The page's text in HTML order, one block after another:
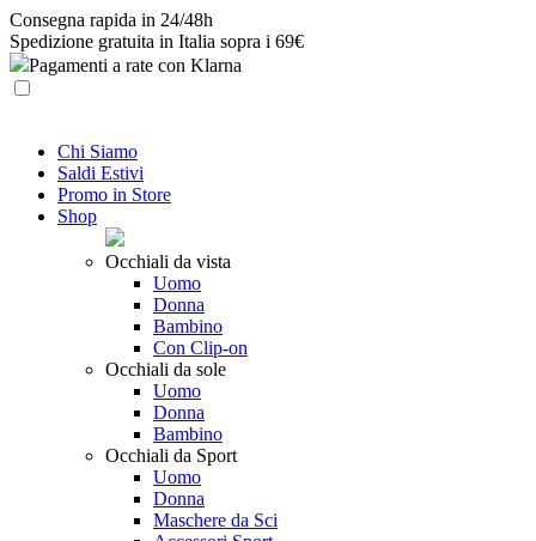
Skip
to
content
Consegna rapida in 24/48h
Spedizione gratuita in Italia sopra i 69€
Pagamenti a rate con Klarna
Chi Siamo
Saldi Estivi
Promo in Store
Shop
Occhiali da vista
Uomo
Donna
Bambino
Con Clip-on
Occhiali da sole
Uomo
Donna
Bambino
Occhiali da Sport
Uomo
Donna
Maschere da Sci